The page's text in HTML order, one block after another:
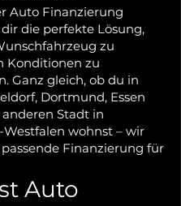
Auto Finanzierung
die perfekte Lösung,
zu
Konditionen zu
Ganz gleich, ob du in
Dortmund, Essen
Stadt in
wohnst – wir
Finanzierung für
Auto